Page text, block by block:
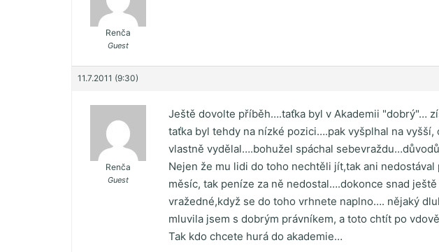
Renča
Guest
11.7.2011 (9:30)
Renča
Guest
Ještě dovolte příběh….taťka byl v Akademii "dobrý"…
taťka byl tehdy na nízké pozici….pak vyšplhal na
vlastně vydělal….bohužel spáchal
Nejen že mu lidi do toho nechtěli jít,tak ani
měsíc, tak peníze za ně nedostal….dokonce snad
vražedné,když se do toho vrhnete naplno…. nějaký
mluvila jsem s dobrým právníkem, a toto chtít po
Tak kdo chcete hurá do akademie…